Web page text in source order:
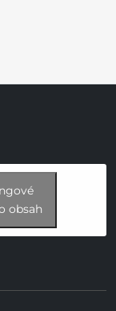
obsah